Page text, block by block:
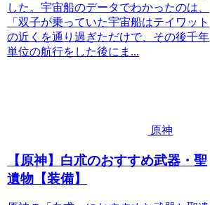
した。宇宙船のデータでわかったのは、
「双子が乗っていた宇宙船はテイワット
の近くを通り過ぎただけで、その後千年
単位の航行をした後にま...
原神
【原神】白朮のおすすめ武器・聖
遺物【装備】